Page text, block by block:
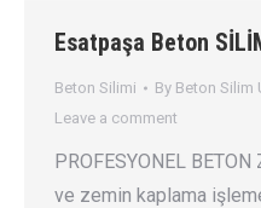
Esatpaşa Beton
Beton Silimi By Beton Silim
Leave a comment
PROFESYONEL
ve zemin kaplama